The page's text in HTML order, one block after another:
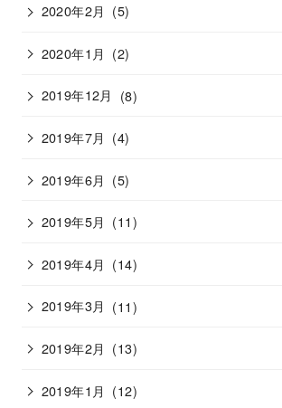
2020年2月 (5)
2020年1月 (2)
2019年12月 (8)
2019年7月 (4)
2019年6月 (5)
2019年5月 (11)
2019年4月 (14)
2019年3月 (11)
2019年2月 (13)
2019年1月 (12)